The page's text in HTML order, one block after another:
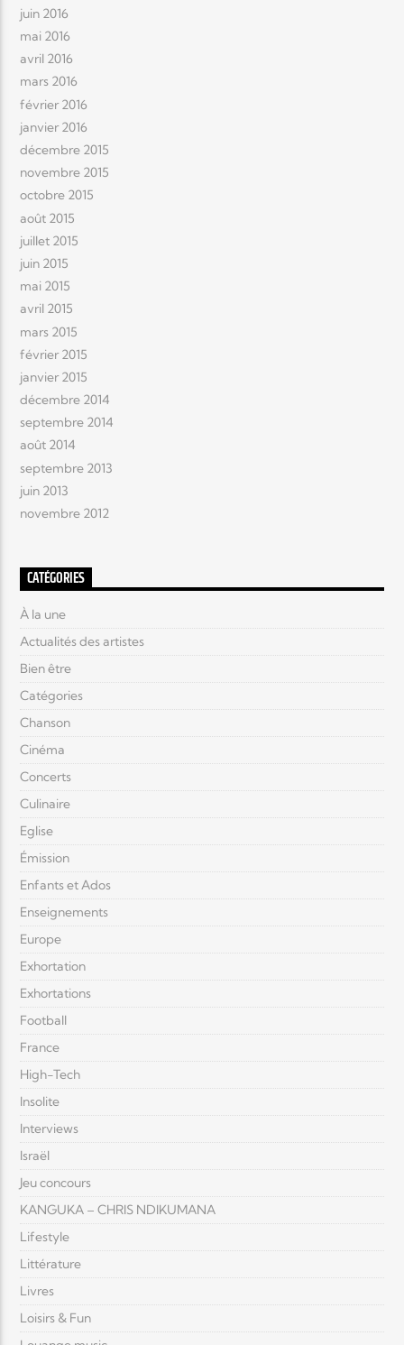
juin 2016
mai 2016
avril 2016
mars 2016
février 2016
janvier 2016
décembre 2015
novembre 2015
octobre 2015
août 2015
juillet 2015
juin 2015
mai 2015
avril 2015
mars 2015
février 2015
janvier 2015
décembre 2014
septembre 2014
août 2014
septembre 2013
juin 2013
novembre 2012
CATÉGORIES
À la une
Actualités des artistes
Bien être
Catégories
Chanson
Cinéma
Concerts
Culinaire
Eglise
Émission
Enfants et Ados
Enseignements
Europe
Exhortation
Exhortations
Football
France
High-Tech
Insolite
Interviews
Israël
Jeu concours
KANGUKA – CHRIS NDIKUMANA
Lifestyle
Littérature
Livres
Loisirs & Fun